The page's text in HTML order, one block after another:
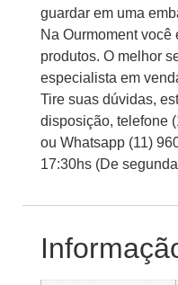
guardar em uma
Na Ourmoment
produtos. O melhor
especialista em
Tire suas dúvidas,
disposição, telefone
ou Whatsapp (11)
17:30hs (De